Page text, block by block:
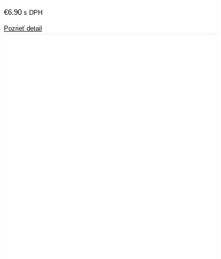
€6.90 s DPH
Pozrieť detail